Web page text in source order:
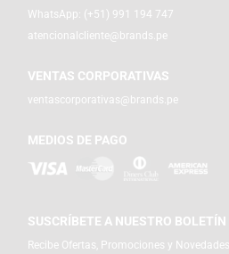
WhatsApp: (+51) 991 194 747
atencionalcliente@brands.pe
VENTAS CORPORATIVAS
ventascorporativas@brands.pe
MEDIOS DE PAGO
SUSCRÍBETE A NUESTRO BOLETÍN
Recibe Ofertas, Promociones y Novedades